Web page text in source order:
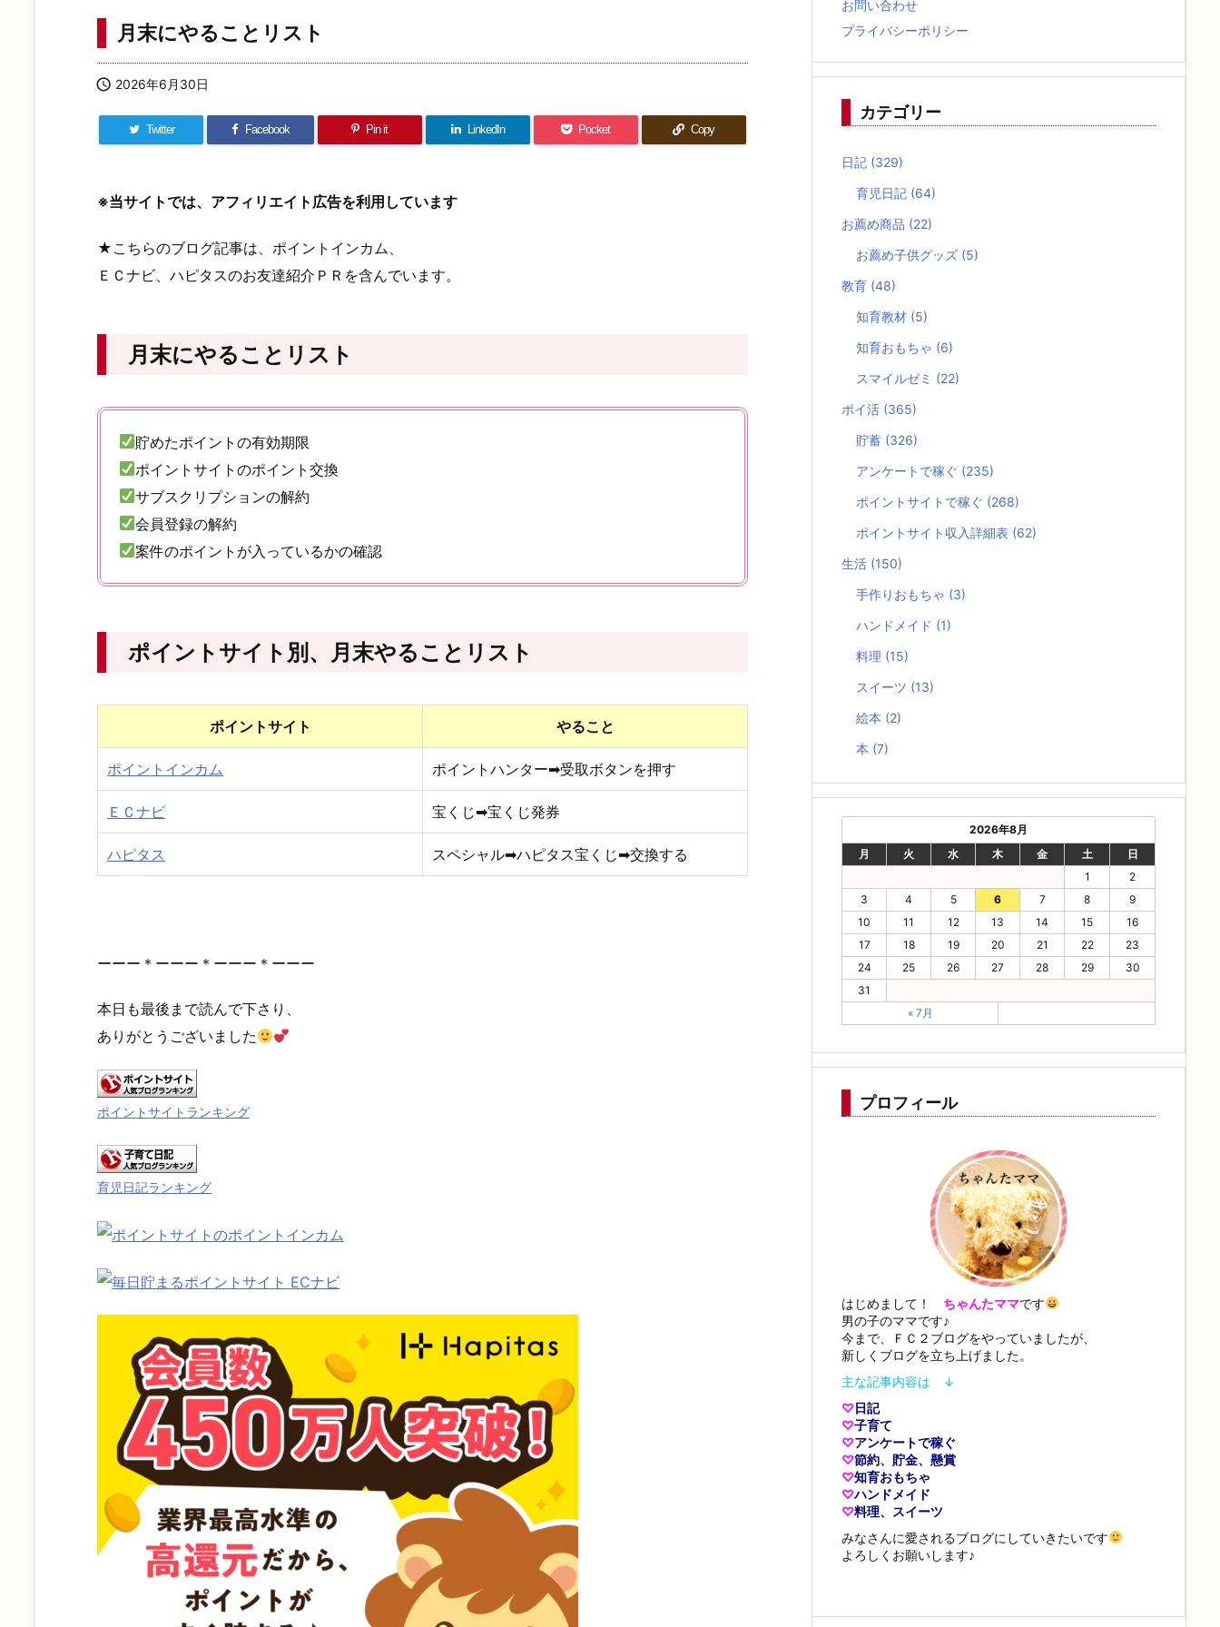
月末にやることリスト
 2026年6月30日
Twitter Facebook Pin it LinkedIn Pocket Copy
※当サイトでは、アフィリエイト広告を利用しています
★こちらのブログ記事は、ポイントインカム、
ＥＣナビ、ハピタスのお友達紹介ＰＲを含んでいます。
月末にやることリスト
貯めたポイントの有効期限
ポイントサイトのポイント交換
サブスクリプションの解約
会員登録の解約
案件のポイントが入っているかの確認
ポイントサイト別、月末やることリスト
ポイントサイト やること
ポイントインカム ポイントハンター➡受取ボタンを押す
ＥＣナビ 宝くじ➡宝くじ発券
ハピタス スペシャル➡ハピタス宝くじ➡交換する
ーーー＊ーーー＊ーーー＊ーーー
本日も最後まで読んで下さり、
ありがとうございました
ポイントサイトランキング
育児日記ランキング
お問い合わせ
プライバシーポリシー
カテゴリー
日記 (329)
育児日記 (64)
お薦め商品 (22)
お薦め子供グッズ (5)
教育 (48)
知育教材 (5)
知育おもちゃ (6)
スマイルゼミ (22)
ポイ活 (365)
貯蓄 (326)
アンケートで稼ぐ (235)
ポイントサイトで稼ぐ (268)
ポイントサイト収入詳細表 (62)
生活 (150)
手作りおもちゃ (3)
ハンドメイド (1)
料理 (15)
スイーツ (13)
絵本 (2)
本 (7)
2026年8月
月
火 水 木 金 土
日
1
2
3
4 5 6 7 8
9
10
11 12 13 14 15
16
17
18 19 20 21 22
23
24
25 26 27 28 29
30
31
« 7月
プロフィール
はじめまして！ ちゃんたママです
男の子のママです♪
今まで、ＦＣ２ブログをやっていましたが、
新しくブログを立ち上げました。
主な記事内容は ↓
♡日記
♡子育て
♡アンケートで稼ぐ
♡節約、貯金、懸賞
♡知育おもちゃ
♡ハンドメイド
♡料理、スイーツ
みなさんに愛されるブログにしていきたいです
よろしくお願いします♪